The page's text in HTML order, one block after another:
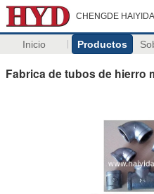
CHENGDE
Inicio Productos
Fabrica de tubos de hierro